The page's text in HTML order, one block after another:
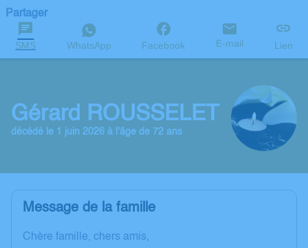
Partager
SMS WhatsApp Facebook E-mail Lien
Gérard ROUSSELET
décédé le 1 juin 2026 à l'âge de 72 ans
Message de la famille
Chère famille, chers amis,